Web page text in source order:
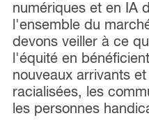
numériques et en IA
l'ensemble du
devons veiller à ce
l'équité en
nouveaux arrivants
racialisées, les
les personnes